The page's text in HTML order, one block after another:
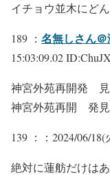
イチョウ並木にど
189 ： 名無しさん
15:03:09.02
神宮外苑再開発 見
神宮外苑再開 発見
139 ： ：2024/06/
絶対に蓮舫だけは